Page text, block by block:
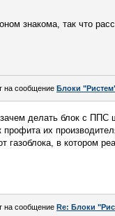
знакома, так что
на сообщение Блоки
делать блок с ППС
профита их
газоблока, в котором
на сообщение Re: Блоки